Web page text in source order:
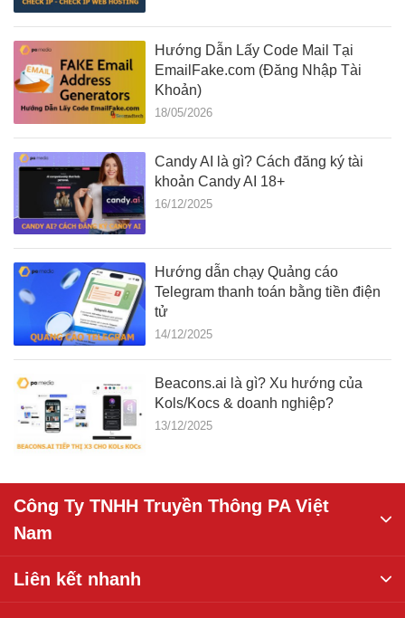
Hướng Dẫn Lấy Code Mail Tại
EmailFake.com (Đăng Nhập Tài
Khoản)
18/05/2026
Candy AI là gì? Cách đăng ký tài
khoản Candy AI 18+
16/12/2025
Hướng dẫn chạy Quảng cáo
Telegram thanh toán bằng tiền điện
tử
14/12/2025
Beacons.ai là gì? Xu hướng của
Kols/Kocs & doanh nghiệp?
13/12/2025
Công Ty TNHH Truyền Thông PA Việt
Nam
Liên kết nhanh